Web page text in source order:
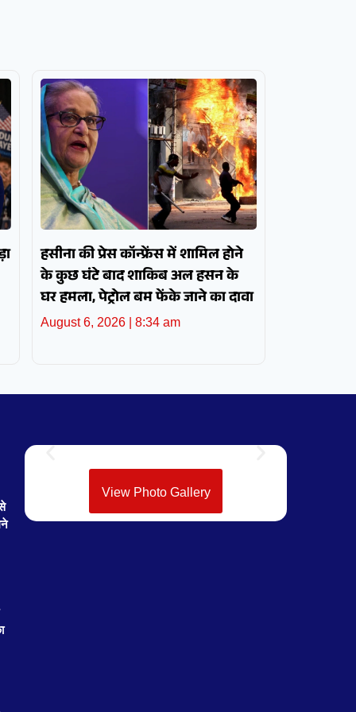
हसीना की प्रेस कॉन्फ्रेंस में शामिल होने
के कुछ घंटे बाद शाकिब अल हसन के
घर हमला, पेट्रोल बम फेंके जाने का दावा
August 6, 2026 8:34 am
View Photo Gallery